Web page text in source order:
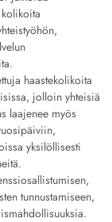
haastekolikoita
jolloin yhteisiä
laajenee myös
yksilöllisesti
tunnustamiseen,